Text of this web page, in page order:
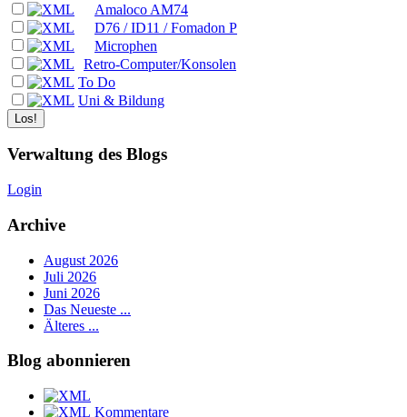
Amaloco AM74
D76 / ID11 / Fomadon P
Microphen
Retro-Computer/Konsolen
To Do
Uni & Bildung
Verwaltung des Blogs
Login
Archive
August 2026
Juli 2026
Juni 2026
Das Neueste ...
Älteres ...
Blog abonnieren
Kommentare